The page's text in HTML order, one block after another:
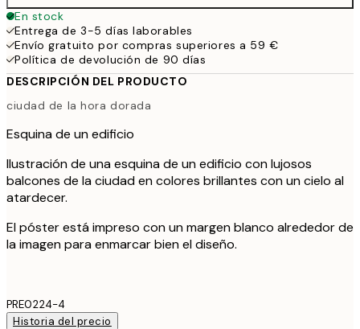
En stock
Entrega de 3-5 días laborables
Envío gratuito por compras superiores a 59 €
Política de devolución de 90 días
DESCRIPCIÓN DEL PRODUCTO
ciudad de la hora dorada
Esquina de un edificio
Ilustración de una esquina de un edificio con lujosos
balcones de la ciudad en colores brillantes con un cielo al
atardecer.
El póster está impreso con un margen blanco alrededor de
la imagen para enmarcar bien el diseño.
PRE0224-4
Historia del precio